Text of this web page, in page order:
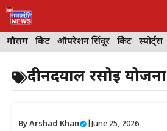
Skip
to
content
मौसम क्रिकेट ऑपरेशन सिंदूर क्रिकेट स्पोर्ट्स
दीनदयाल रसोई योजना
ByArshad Khan June 25, 2026